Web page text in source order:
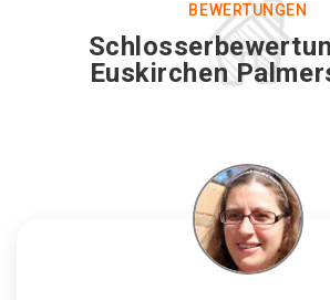
BEWERTUNGEN
Euskirchen